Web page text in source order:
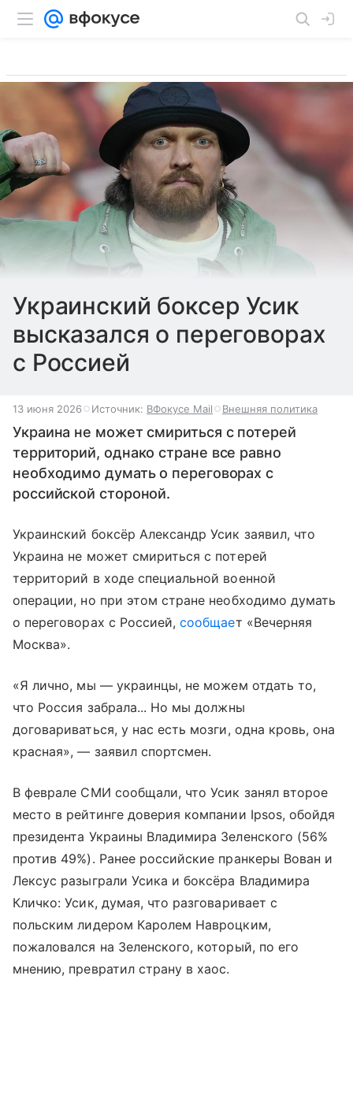
Украинский боксер Усик
высказался о переговорах
с Россией
13 июня 2026 Источник: ВФокусе Mail Внешняя политика
Украина не может смириться с потерей
территорий, однако стране все равно
необходимо думать о переговорах с
российской стороной.
Украинский боксёр Александр Усик заявил, что
Украина не может смириться с потерей
территорий в ходе специальной военной
операции, но при этом стране необходимо думать
о переговорах с Россией,сообщает «Вечерняя
Москва».
«Я лично, мы — украинцы, не можем отдать то,
что Россия забрала... Но мы должны
договариваться, у нас есть мозги, одна кровь, она
красная», — заявил спортсмен.
В феврале СМИ сообщали, что Усик занял второе
место в рейтинге доверия компании Ipsos, обойдя
президента Украины Владимира Зеленского (56%
против 49%). Ранее российские пранкеры Вован и
Лексус разыграли Усика и боксёра Владимира
Кличко: Усик, думая, что разговаривает с
польским лидером Каролем Навроцким,
пожаловался на Зеленского, который, по его
мнению, превратил страну в хаос.